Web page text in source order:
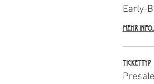
Early-
Mehr
Tickettyp